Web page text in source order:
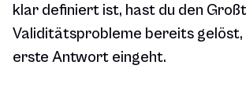
klar definiert ist, hast du den
Validitätsprobleme bereits gelöst,
erste Antwort eingeht.